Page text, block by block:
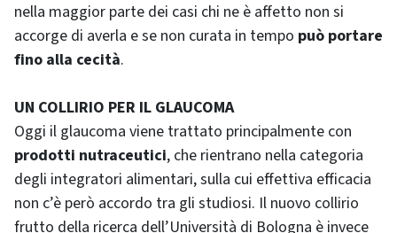
nella maggior parte dei casi chi ne è affetto non si
accorge di averla e se non curata in tempo può portare
fino alla cecità.
UN COLLIRIO PER IL GLAUCOMA
Oggi il glaucoma viene trattato principalmente con
prodotti nutraceutici, che rientrano nella categoria
degli integratori alimentari, sulla cui effettiva efficacia
non c’è però accordo tra gli studiosi. Il nuovo collirio
frutto della ricerca dell’Università di Bologna è invece